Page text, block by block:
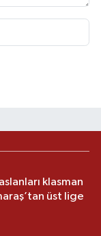
klasman
üst lige